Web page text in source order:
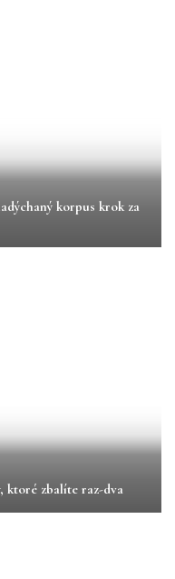
korpus krok za
ktoré zbalíte raz-dva